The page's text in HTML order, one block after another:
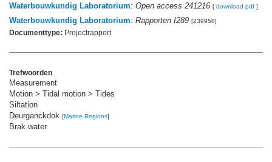
Waterbouwkundig Laboratorium: Open access 241216 [ download pdf ]
Waterbouwkundig Laboratorium: Rapporten I289 [239958]
Documenttype: Projectrapport
Trefwoorden
Measurement
Motion > Tidal motion > Tides
Siltation
Deurganckdok [Marine Regions]
Brak water